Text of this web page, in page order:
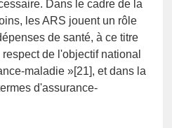
Dans le cadre de la
les ARS jouent un rôle
de santé, à ce titre
de l'objectif national
maladie »[21], et dans la
d'assurance-